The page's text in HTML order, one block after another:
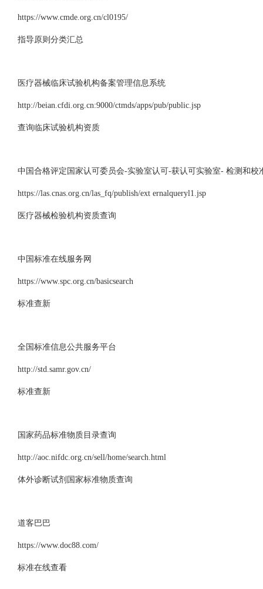
https://www.cmde.org.cn/cl0195/
指导原则分类汇总
医疗器械临床试验机构备案管理信息系统
http://beian.cfdi.org.cn:9000/ctmds/apps/pub/public.jsp
查询临床试验机构资质
中国合格评定国家认可委员会-实验室认可-获认可实验室- 检测和校
https://las.cnas.org.cn/las_fq/publish/ext ernalqueryl1.jsp
医疗器械检验机构资质查询
中国标准在线服务网
https://www.spc.org.cn/basicsearch
标准查新
全国标准信息公共服务平台
http://std.samr.gov.cn/
标准查新
国家药品标准物质目录查询
http://aoc.nifdc.org.cn/sell/home/search.html
体外诊断试剂国家标准物质查询
道客巴巴
https://www.doc88.com/
标准在线查看